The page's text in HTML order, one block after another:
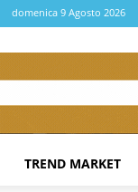
domenica 9 Agosto 2026
TREND MARKET